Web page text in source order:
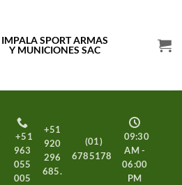
IMPALA SPORT ARMAS
Y MUNICIONES SAC
09:30
AM -
06:00
PM
+51
963
055
005
+51
920
296
685.
(01)
6785178